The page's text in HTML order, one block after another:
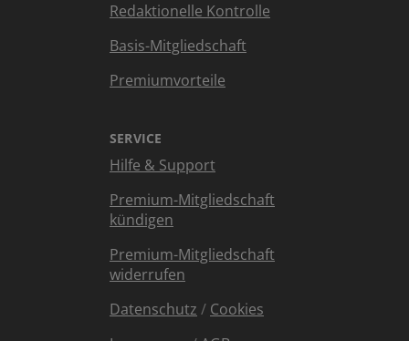
Redaktionelle Kontrolle
Basis-Mitgliedschaft
Premiumvorteile
SERVICE
Hilfe & Support
Premium-Mitgliedschaft
kündigen
Premium-Mitgliedschaft
widerrufen
Datenschutz / Cookies